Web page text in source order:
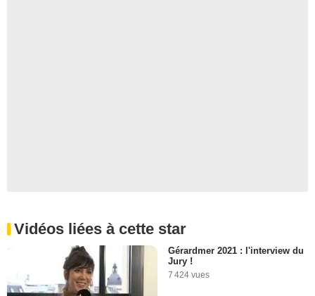
Vidéos liées à cette star
Gérardmer 2021 : l'interview du
Jury !
7 424 vues